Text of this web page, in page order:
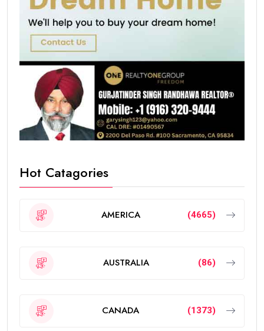
Hot Catagories
AMERICA (4665)
AUSTRALIA (86)
CANADA (1373)